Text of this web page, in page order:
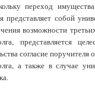
переход
представляет собой
возможности
представляется
согласие поручителя
а также в случае